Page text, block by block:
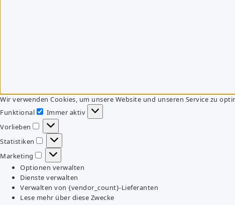
Wir verwenden Cookies, um unsere Website und unseren Service zu
Funktional
Funktional
Immer aktiv
Vorlieben
Vorlieben
Statistiken
Statistiken
Marketing
Marketing
Optionen verwalten
Dienste verwalten
Verwalten von {vendor_count}-Lieferanten
Lese mehr über diese Zwecke